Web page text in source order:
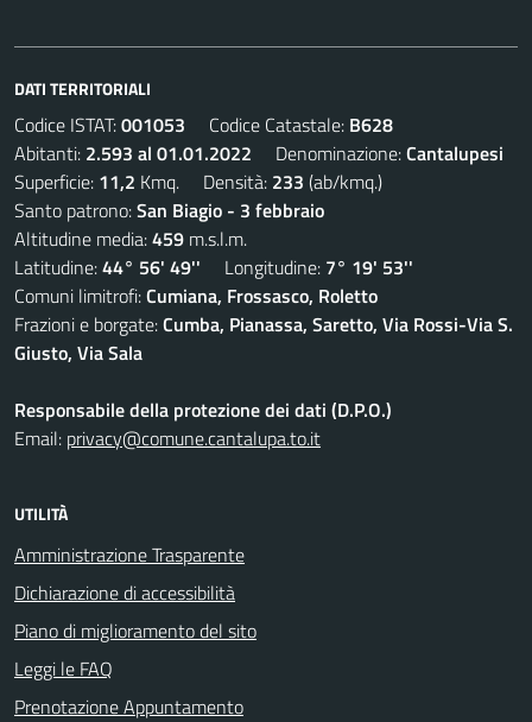
DATI TERRITORIALI
Codice ISTAT:001053 Codice Catastale: B628
Abitanti: 2.593 al 01.01.2022 Denominazione:Cantalupesi
Superficie: 11,2 Kmq. Densità: 233 (ab/kmq.)
Santo patrono:San Biagio - 3 febbraio
Altitudine media:459 m.s.l.m.
Latitudine:44° 56' 49'' Longitudine: 7° 19' 53''
Comuni limitrofi:Cumiana, Frossasco, Roletto
Frazioni e borgate:Cumba, Pianassa, Saretto, Via Rossi-Via S.
Giusto, Via Sala
Responsabile della protezione dei dati (D.P.O.)
Email: privacy@comune.cantalupa.to.it
UTILITÀ
Amministrazione Trasparente
Dichiarazione di accessibilità
Piano di miglioramento del sito
Leggi le FAQ
Prenotazione Appuntamento